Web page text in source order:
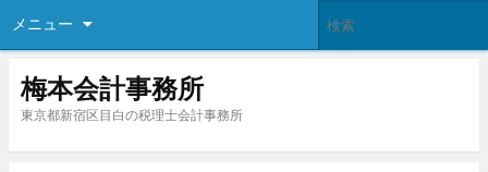
メニュー
梅本会計事務所
東京都新宿区目白の税理士会計事務所